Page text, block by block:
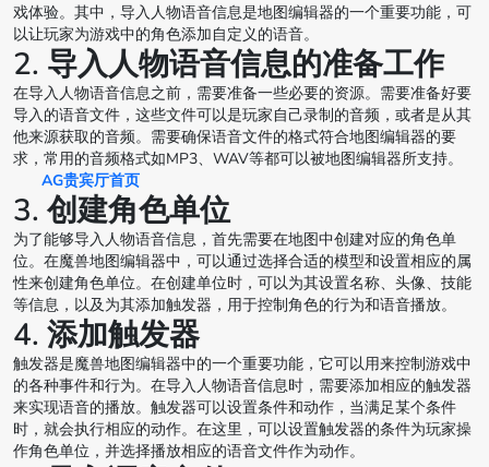
戏体验。其中，导入人物语音信息是地图编辑器的一个重要功能，可
以让玩家为游戏中的角色添加自定义的语音。
2. 导入人物语音信息的准备工作
在导入人物语音信息之前，需要准备一些必要的资源。需要准备好要
导入的语音文件，这些文件可以是玩家自己录制的音频，或者是从其
他来源获取的音频。需要确保语音文件的格式符合地图编辑器的要
求，常用的音频格式如MP3、WAV等都可以被地图编辑器所支持。
AG贵宾厅首页
3. 创建角色单位
为了能够导入人物语音信息，首先需要在地图中创建对应的角色单
位。在魔兽地图编辑器中，可以通过选择合适的模型和设置相应的属
性来创建角色单位。在创建单位时，可以为其设置名称、头像、技能
等信息，以及为其添加触发器，用于控制角色的行为和语音播放。
4. 添加触发器
触发器是魔兽地图编辑器中的一个重要功能，它可以用来控制游戏中
的各种事件和行为。在导入人物语音信息时，需要添加相应的触发器
来实现语音的播放。触发器可以设置条件和动作，当满足某个条件
时，就会执行相应的动作。在这里，可以设置触发器的条件为玩家操
作角色单位，并选择播放相应的语音文件作为动作。